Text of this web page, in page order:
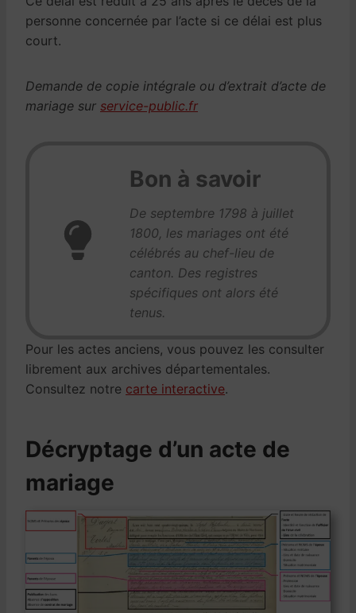
personne concernée par l’acte si ce délai est plus
court.
Demande de copie intégrale ou d’extrait d’acte de
mariage sur service-public.fr
Bon à savoir
De septembre 1798 à juillet
1800, les mariages ont été
célébrés au chef-lieu de
canton. Des registres
spécifiques ont alors été
tenus.
Pour les actes anciens, vous pouvez les consulter
librement aux archives départementales.
Consultez notre carte interactive.
Décryptage d’un acte de
mariage